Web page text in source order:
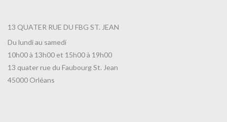
13 QUATER RUE DU FBG ST. JEAN
Du lundi au samedi
10h00 à 13h00 et 15h00 à 19h00
13 quater rue du Faubourg St. Jean
45000 Orléans